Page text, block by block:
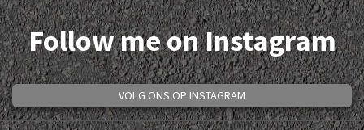
Follow me on Instagram
VOLG ONS OP INSTAGRAM